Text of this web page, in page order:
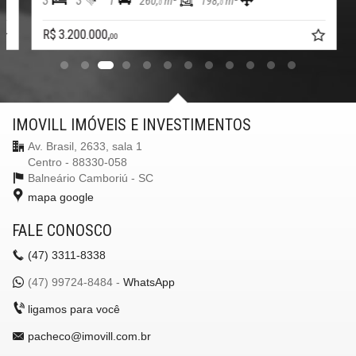
Box de Praia
Hall Decorado e Mobiliado
Lounge
Estar Social
Endereço:
Rua José Roberto Otto, Praia de Perequê - Porto Belo - SC
Perequê
Porto Belo /SC
ver mapa abaixo
0 0
R$ 3.200.000,00
IMOVILL IMÓVEIS E INVESTIMENTOS
Av. Brasil, 2633, sala 1
Centro - 88330-058
Balneário Camboriú - SC
mapa google
FALE CONOSCO
(47) 3311-8338
(47) 99724-8484 - WhatsApp
ligamos para você
pacheco@imovill.com.br